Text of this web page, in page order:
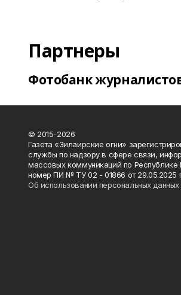
Партнеры
Фотобанк
© 2015-2026
Газета «Зилаирские огни»
службы по надзору в сфере связи,
массовых коммуникаций по Республике
номер ПИ № ТУ 02 - 01866 от 29.05.2025
Об использовании персональных данных